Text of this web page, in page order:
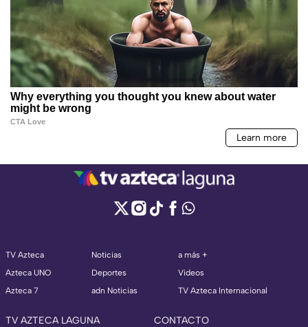
TV Azteca
Azteca UNO
Azteca 7
Noticias
Deportes
adn Noticias
a más +
Videos
TV Azteca Internacional
TV AZTECA LAGUNA CONTACTO